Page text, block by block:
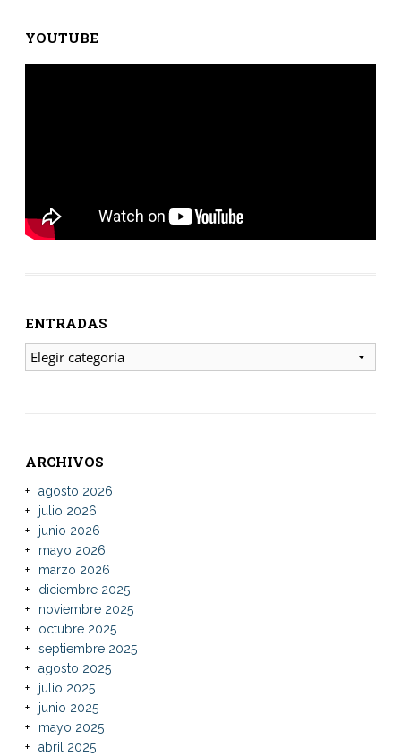
YOUTUBE
ENTRADAS
ENTRADAS
ARCHIVOS
agosto 2026
julio 2026
junio 2026
mayo 2026
marzo 2026
diciembre 2025
noviembre 2025
octubre 2025
septiembre 2025
agosto 2025
julio 2025
junio 2025
mayo 2025
abril 2025